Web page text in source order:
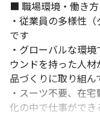
■ 職場環境・働き方
・従業員の多様性
です
・グローバルな環
ウンドを持った人
品づくりに取り組ん
・スーツ不要、在
化の中で仕事ができ